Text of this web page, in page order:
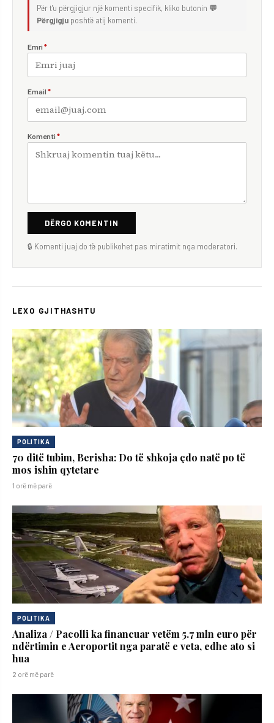
Për t'u përgjigjur një komenti specifik, kliko butonin 💬
Përgjigju poshtë atij komenti.
Emri *
Email *
Komenti *
DËRGO KOMENTIN
🔒 Komenti juaj do të publikohet pas miratimit nga moderatori.
LEXO GJITHASHTU
POLITIKA
70 ditë tubim, Berisha: Do të shkoja çdo natë po të
mos ishin qytetare
1 orë më parë
POLITIKA
Analiza / Pacolli ka financuar vetëm 5.7 mln euro për
ndërtimin e Aeroportit nga paratë e veta, edhe ato si
hua
2 orë më parë